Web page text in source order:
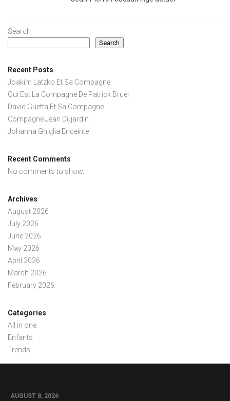
Search
Search
Recent Posts
Joakim Latzko Et Sa Compagne
Qui Est La Compagne De Patrick Bruel
David Guetta Et Sa Compagne
Compagne Jean Dujardin
Johanna Ghiglia Enceinte
Recent Comments
No comments to show.
Archives
August 2026
July 2026
June 2026
May 2026
April 2026
March 2026
February 2026
Categories
All in one
Enfants
Trends
AUGUST 8, 2026